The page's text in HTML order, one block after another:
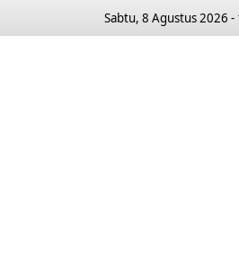
Sabtu, 8 Agustus 2026 -